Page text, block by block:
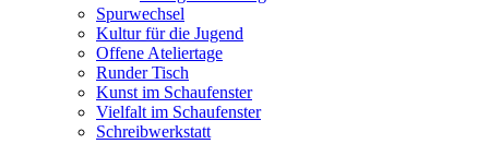
Spurwechsel
Kultur für die Jugend
Offene Ateliertage
Runder Tisch
Kunst im Schaufenster
Vielfalt im Schaufenster
Schreibwerkstatt